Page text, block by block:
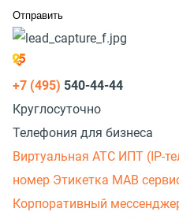
+7 (495) 540-44-44
Круглосуточно
Телефония для бизнеса
Виртуальная АТС ИПТ (IP-
номер Этикетка МАВ
Корпоративный